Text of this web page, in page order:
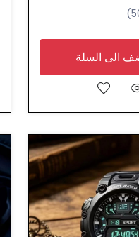
الى السلة